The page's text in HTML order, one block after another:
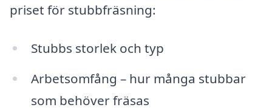
priset för stubbfräsning:
Stubbs storlek och typ
Arbetsomfång – hur många stubbar
som behöver fräsas